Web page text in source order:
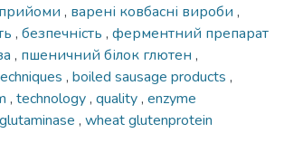
прийоми , варені ковбасні вироби ,
, безпечність , ферментний препарат
, пшеничний білок глютен ,
, boiled sausage products ,
, technology, quality, enzyme
, wheat glutenprotein